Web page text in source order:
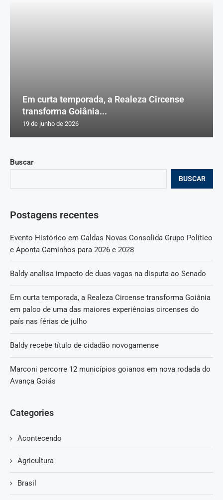
Buscar
BUSCAR
Postagens recentes
Evento Histórico em Caldas Novas Consolida Grupo Político
e Aponta Caminhos para 2026 e 2028
Baldy analisa impacto de duas vagas na disputa ao Senado
Em curta temporada, a Realeza Circense transforma Goiânia
em palco de uma das maiores experiências circenses do
país nas férias de julho
Baldy recebe título de cidadão novogamense
Marconi percorre 12 municípios goianos em nova rodada do
Avança Goiás
Categories
Acontecendo
Agricultura
Brasil
Em curta temporada, a Realeza Circense
transforma Goiânia...
19 de junho de 2026